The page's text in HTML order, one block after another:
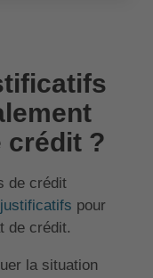
crédit ?
de crédit
justificatifs pour
de crédit.
la situation